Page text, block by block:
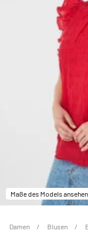
Maße des Models ansehen
Damen Blusen